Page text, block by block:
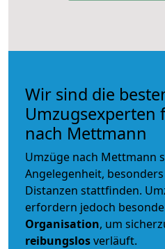
Wir sind die
Umzugsexperten
nach Mettmann
Umzüge nach Mettmann
Angelegenheit,
Distanzen stattfinden.
erfordern jedoch
Organisation, um
reibungslosverläuft.